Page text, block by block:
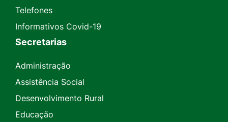
Telefones
Informativos Covid-19
Secretarias
Administração
Assistência Social
Desenvolvimento Rural
Educação